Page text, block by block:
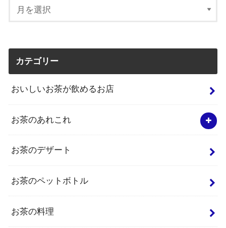
カテゴリー
おいしいお茶が飲めるお店
お茶のあれこれ
お茶のデザート
お茶のペットボトル
お茶の料理